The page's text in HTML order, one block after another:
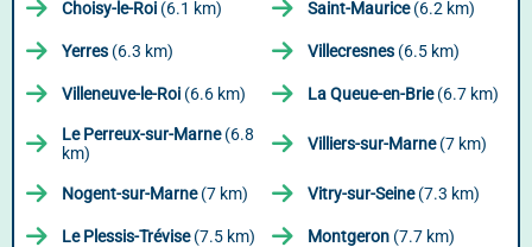
Choisy-le-Roi (6.1 km) Saint-Maurice(6.2 km)
Yerres (6.3 km) Villecresnes (6.5 km)
Villeneuve-le-Roi (6.6 km) La Queue-en-Brie(6.7 km)
Le Perreux-sur-Marne(6.8
km)
Villiers-sur-Marne(7 km)
Nogent-sur-Marne(7 km) Vitry-sur-Seine(7.3 km)
Le Plessis-Trévise(7.5 km) Montgeron (7.7 km)